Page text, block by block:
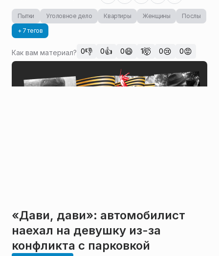
Пытки Уголовное дело Квартиры Женщины
Послы
+ 7 тегов
Как вам материал? 0👎 0👍 0😄 1🤯 0😢 0😡
«Дави, дави»: автомобилист
наехал на девушку из-за
конфликта с парковкой